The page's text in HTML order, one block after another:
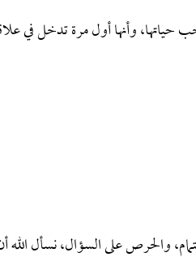
حياتها، وأنها أول مرة تدخل في
والحرص على السؤال، نسأل